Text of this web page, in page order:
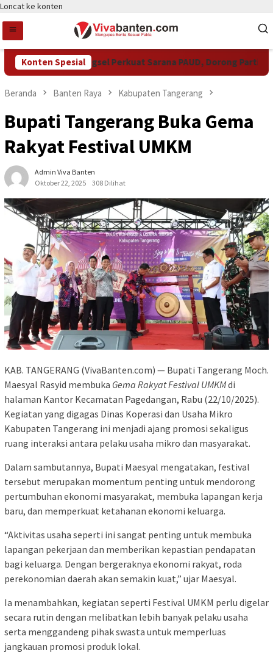
Loncat ke konten
Konten Spesial
Pemkot Tangsel Perkuat Sarana PAUD, Dorong Partisipasi
Beranda Banten Raya Kabupaten Tangerang
Bupati Tangerang Buka Gema
Rakyat Festival UMKM
Admin Viva Banten
Oktober 22, 2025
308 Dilihat
KAB. TANGERANG (VivaBanten.com) — Bupati Tangerang Moch.
Maesyal Rasyid membuka Gema Rakyat Festival UMKMdi
halaman Kantor Kecamatan Pagedangan, Rabu (22/10/2025).
Kegiatan yang digagas Dinas Koperasi dan Usaha Mikro
Kabupaten Tangerang ini menjadi ajang promosi sekaligus
ruang interaksi antara pelaku usaha mikro dan masyarakat.
Dalam sambutannya, Bupati Maesyal mengatakan, festival
tersebut merupakan momentum penting untuk mendorong
pertumbuhan ekonomi masyarakat, membuka lapangan kerja
baru, dan memperkuat ketahanan ekonomi keluarga.
“Aktivitas usaha seperti ini sangat penting untuk membuka
lapangan pekerjaan dan memberikan kepastian pendapatan
bagi keluarga. Dengan bergeraknya ekonomi rakyat, roda
perekonomian daerah akan semakin kuat,” ujar Maesyal.
Ia menambahkan, kegiatan seperti Festival UMKM perlu digelar
secara rutin dengan melibatkan lebih banyak pelaku usaha
serta menggandeng pihak swasta untuk memperluas
jangkauan promosi produk lokal.